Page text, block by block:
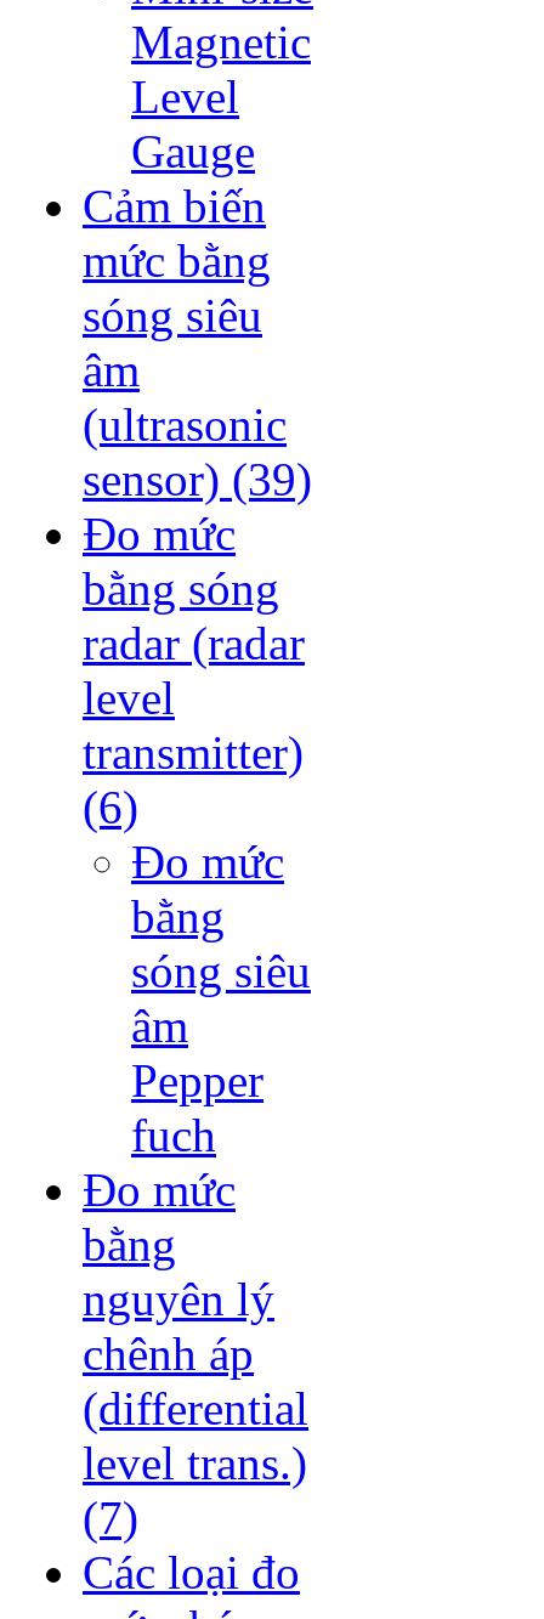
Magnetic
Level
Gauge
Cảm biến
mức bằng
sóng siêu
âm
(ultrasonic
sensor) (39)
Đo mức
bằng sóng
radar (radar
level
transmitter)
(6)
Đo mức
bằng
sóng siêu
âm
Pepper
fuch
Đo mức
bằng
nguyên lý
chênh áp
(differential
level trans.)
(7)
Các loại đo